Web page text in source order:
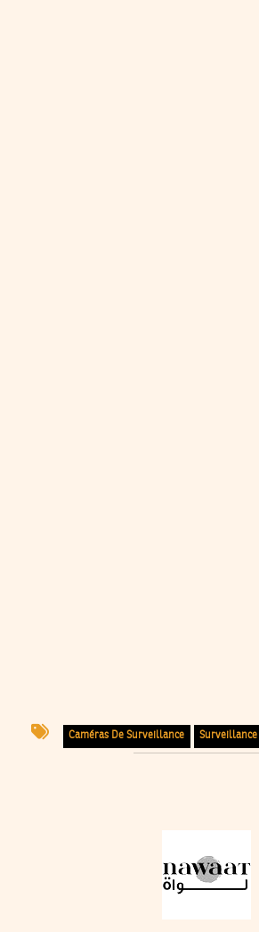
Caméras De Surveillance Surveillance